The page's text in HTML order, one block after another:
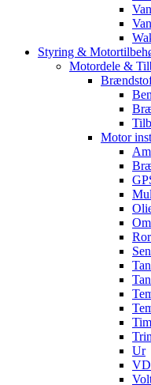
Styring &
Motordele &
Motor
Ur